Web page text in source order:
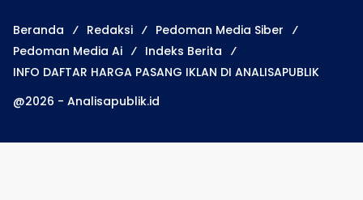
Beranda Redaksi
Pedoman Media Siber
Pedoman Media Ai
Indeks Berita
INFO DAFTAR HARGA PASANG IKLAN DI ANALISAPUBLIK
@2026 - Analisapublik.id